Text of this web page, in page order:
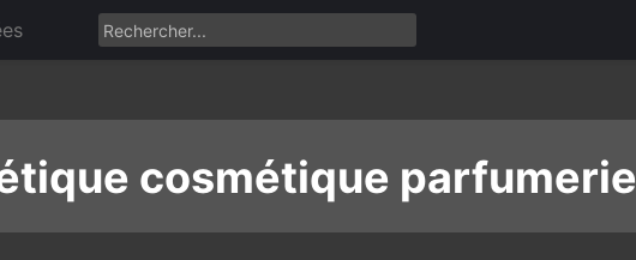
cosmétique parfumerie